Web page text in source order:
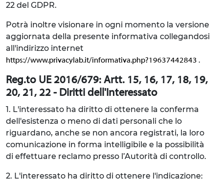
22 del GDPR.
Potrà inoltre visionare in ogni momento la versione
aggiornata della presente informativa collegandosi
all'indirizzo internet
https://www.privacylab.it/informativa.php?19637442843 .
Reg.to UE 2016/679: Artt. 15, 16, 17, 18, 19,
20, 21, 22 - Diritti dell'Interessato
1. L'interessato ha diritto di ottenere la conferma
dell'esistenza o meno di dati personali che lo
riguardano, anche se non ancora registrati, la loro
comunicazione in forma intelligibile e la possibilità
di effettuare reclamo presso l’Autorità di controllo.
2. L'interessato ha diritto di ottenere l'indicazione: